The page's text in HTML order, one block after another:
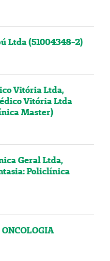
Ltda (51004348-2)
Vitória Ltda,
Vitória Ltda
Master)
Geral Ltda,
Policlínica